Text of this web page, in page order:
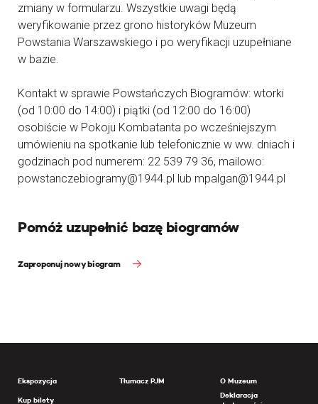
zmiany w formularzu. Wszystkie uwagi będą
weryfikowanie przez grono historyków Muzeum
Powstania Warszawskiego i po weryfikacji uzupełniane
w bazie.
Kontakt w sprawie Powstańczych Biogramów: wtorki
(od 10:00 do 14:00) i piątki (od 12:00 do 16:00)
osobiście w Pokoju Kombatanta po wcześniejszym
umówieniu na spotkanie lub telefonicznie w ww. dniach i
godzinach pod numerem: 22 539 79 36, mailowo:
powstanczebiogramy@1944.pl lub mpalgan@1944.pl
Pomóż uzupełnić bazę biogramów
Zaproponuj nowy biogram
Ekspozycja
Kup bilety
Tłumacz PJM
O Muzeum
Deklaracja